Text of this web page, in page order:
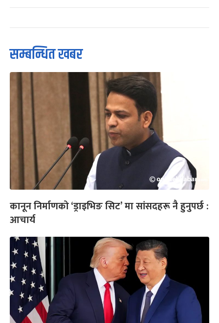
सम्बन्धित खबर
कानून निर्माणको ‘ड्राइभिङ सिट’ मा सांसदहरू नै हुनुपर्छ :
आचार्य